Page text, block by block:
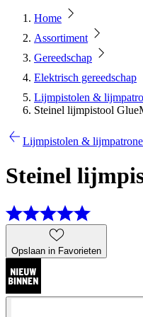
Home
Assortiment
Gereedschap
Elektrisch gereedschap
Lijmpistolen &
Steinel lijmpistool
Lijmpistolen &
Steinel
Opslaan in Favorieten